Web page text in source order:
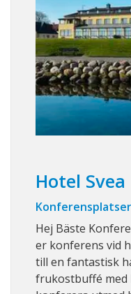
Hotel
Hej Bäste
er konferens vid
till en fantastisk
frukostbuffé med